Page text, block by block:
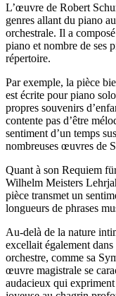
L’œuvre de Robert
genres allant du piano
orchestrale. Il a
piano et nombre de ses
répertoire.
Par exemple, la pièce
est écrite pour piano
propres souvenirs
contente pas d’être
sentiment d’un temps
nombreuses œuvres de
Quant à son Requiem
Wilhelm Meisters
pièce transmet un
longueurs de phrases
Au-delà de la nature
excellait également
orchestre, comme sa
œuvre magistrale se
audacieux qui